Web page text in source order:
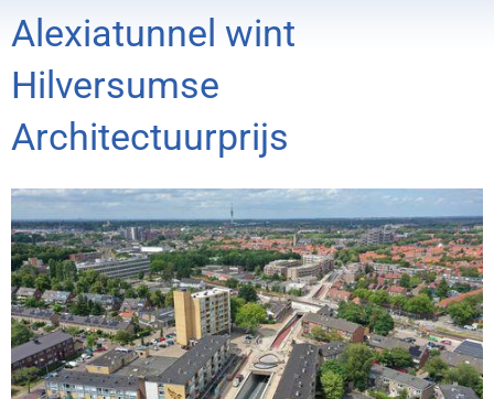
Alexiatunnel wint
Hilversumse
Architectuurprijs